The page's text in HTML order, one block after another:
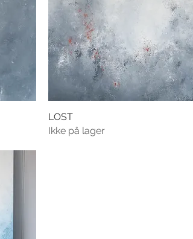
LOST
Ikke på lager